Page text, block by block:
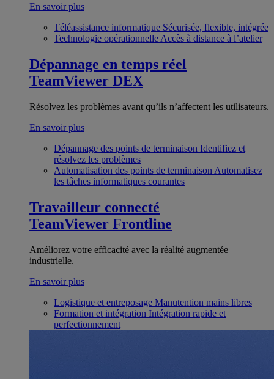
En savoir plus
Téléassistance informatique Sécurisée, flexible, intégrée
Technologie opérationnelle Accès à distance à l’atelier
Dépannage en temps réel
TeamViewer DEX
Résolvez les problèmes avant qu’ils n’affectent les utilisateurs.
En savoir plus
Dépannage des points de terminaison Identifiez et
résolvez les problèmes
Automatisation des points de terminaison Automatisez
les tâches informatiques courantes
Travailleur connecté
TeamViewer Frontline
Améliorez votre efficacité avec la réalité augmentée
industrielle.
En savoir plus
Logistique et entreposage Manutention mains libres
Formation et intégration Intégration rapide et
perfectionnement